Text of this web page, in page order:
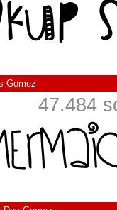
Gomez
47.484